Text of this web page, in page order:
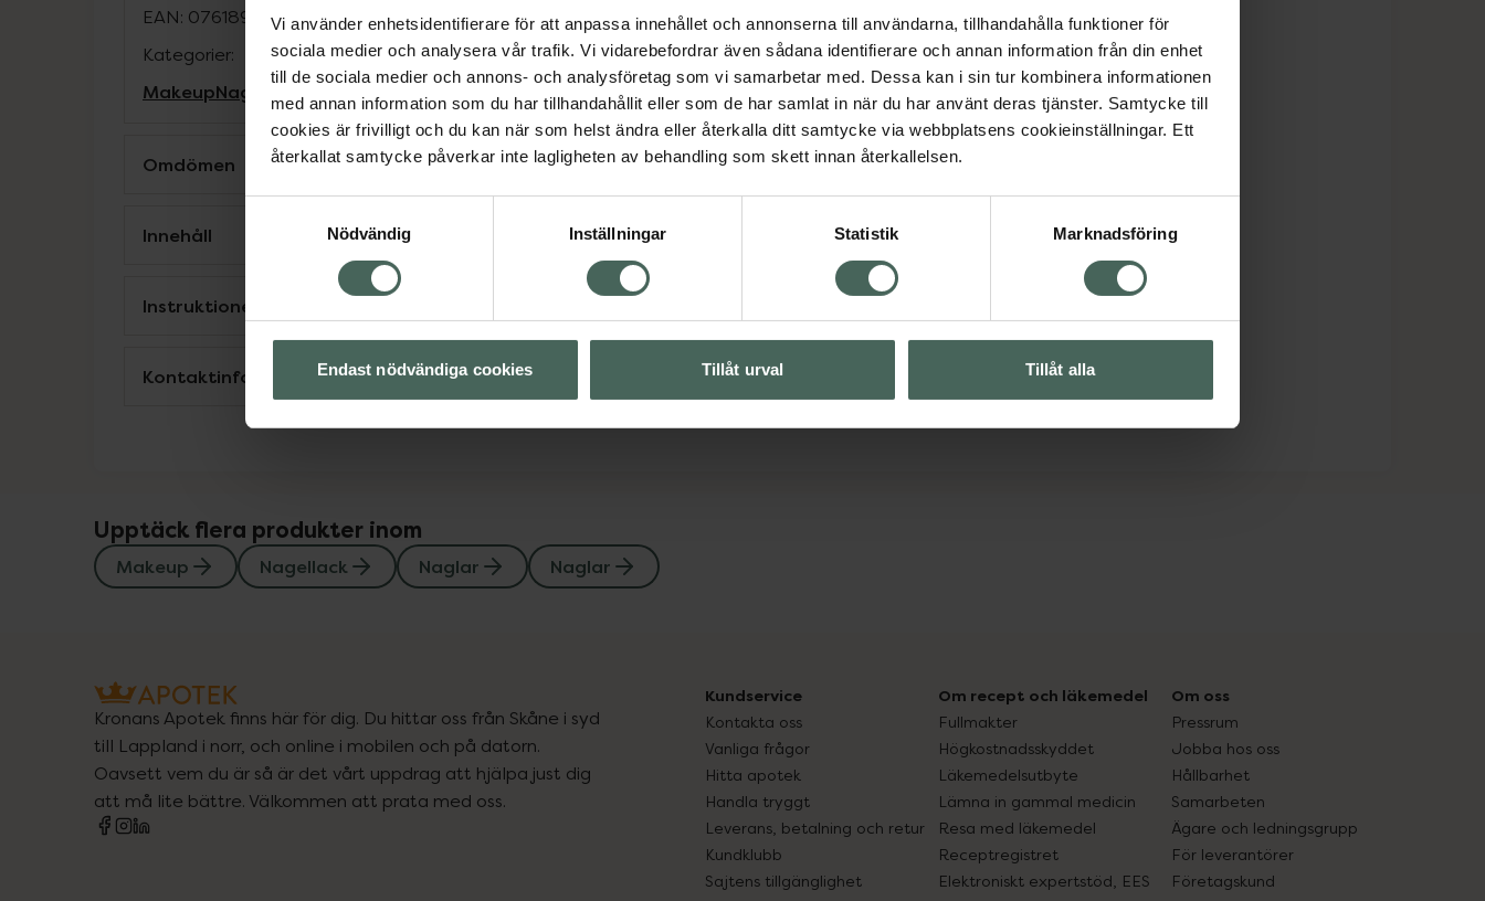
Vi använder enhetsidentifierare för att anpassa innehållet och annonserna till användarna, tillhandahålla funktioner för
sociala medier och analysera vår trafik. Vi vidarebefordrar även sådana identifierare och annan information från din enhet
till de sociala medier och annons- och analysföretag som vi samarbetar med. Dessa kan i sin tur kombinera informationen
med annan information som du har tillhandahållit eller som de har samlat in när du har använt deras tjänster. Samtycke till
cookies är frivilligt och du kan när som helst ändra eller återkalla ditt samtycke via webbplatsens cookieinställningar. Ett
återkallat samtycke påverkar inte lagligheten av behandling som skett innan återkallelsen.
Nödvändig
Inställningar Statistik Marknadsföring
Endast nödvändiga cookies Tillåt urval Tillåt alla
EAN: 07618900964464
Kategorier:
MakeupNagellack Naglar Naglar
Omdömen Visa
Innehåll Visa
Instruktioner
Kontaktinfo tillverkare
Upptäck flera produkter inom
Makeup Nagellack Naglar Naglar
Kronans Apotek finns här för dig. Du hittar oss från Skåne i syd
till Lappland i norr, och online i mobilen och på datorn.
Oavsett vem du är så är det vårt uppdrag att hjälpa just dig
att må lite bättre. Välkommen att prata med oss.
Kundservice
Kontakta oss
Vanliga frågor
Hitta apotek
Handla tryggt
Leverans, betalning och retur
Kundklubb
Sajtens tillgänglighet
Om recept och läkemedel
Fullmakter
Högkostnadsskyddet
Läkemedelsutbyte
Lämna in gammal medicin
Resa med läkemedel
Receptregistret
Elektroniskt expertstöd, EES
Om oss
Pressrum
Jobba hos oss
Hållbarhet
Samarbeten
Ägare och ledningsgrupp
För leverantörer
Företagskund